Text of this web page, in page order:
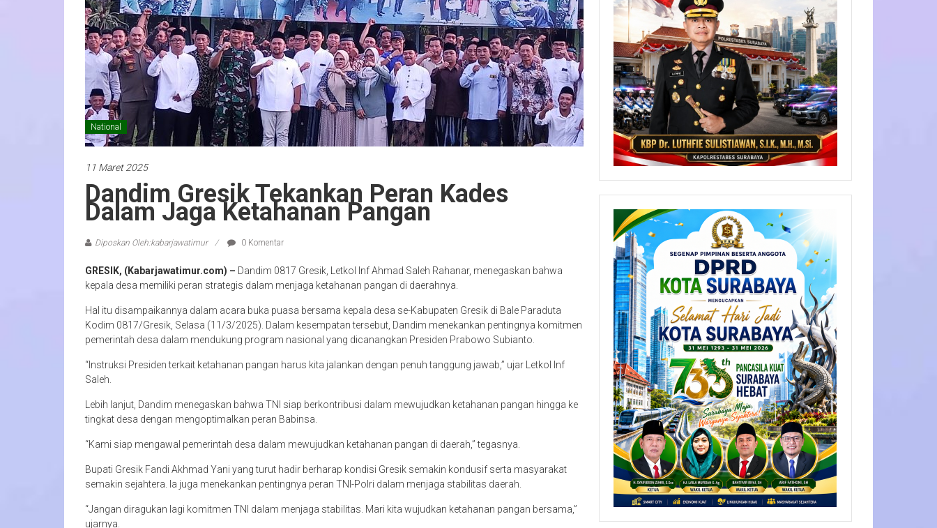
National
11 Maret 2025
Dandim Gresik Tekankan Peran Kades
Dalam Jaga Ketahanan Pangan
Diposkan Oleh:kabarjawatimur 0 Komentar
GRESIK, (Kabarjawatimur.com) – Dandim 0817 Gresik, Letkol Inf Ahmad Saleh Rahanar, menegaskan bahwa
kepala desa memiliki peran strategis dalam menjaga ketahanan pangan di daerahnya.
Hal itu disampaikannya dalam acara buka puasa bersama kepala desa se-Kabupaten Gresik di Bale Paraduta
Kodim 0817/Gresik, Selasa (11/3/2025). Dalam kesempatan tersebut, Dandim menekankan pentingnya komitmen
pemerintah desa dalam mendukung program nasional yang dicanangkan Presiden Prabowo Subianto.
“Instruksi Presiden terkait ketahanan pangan harus kita jalankan dengan penuh tanggung jawab,” ujar Letkol Inf
Saleh.
Lebih lanjut, Dandim menegaskan bahwa TNI siap berkontribusi dalam mewujudkan ketahanan pangan hingga ke
tingkat desa dengan mengoptimalkan peran Babinsa.
“Kami siap mengawal pemerintah desa dalam mewujudkan ketahanan pangan di daerah,” tegasnya.
Bupati Gresik Fandi Akhmad Yani yang turut hadir berharap kondisi Gresik semakin kondusif serta masyarakat
semakin sejahtera. Ia juga menekankan pentingnya peran TNI-Polri dalam menjaga stabilitas daerah.
“Jangan diragukan lagi komitmen TNI dalam menjaga stabilitas. Mari kita wujudkan ketahanan pangan bersama,”
ujarnya.